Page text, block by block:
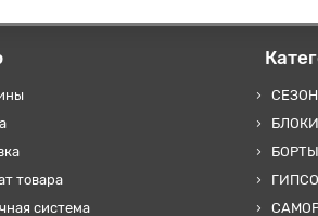
товара
система